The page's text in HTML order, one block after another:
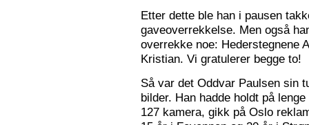
Etter dette ble han i pausen
gaveoverrekkelse. Men også
overrekke noe: Hederstegnene
Kristian. Vi gratulerer begge to!
Så var det Oddvar Paulsen sin
bilder. Han hadde holdt på
127 kamera, gikk på Oslo